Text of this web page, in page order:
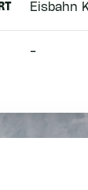
Eisbahn
-